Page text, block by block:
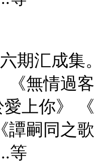
期汇成集
《無情過
愛上你》
譚嗣同之
等